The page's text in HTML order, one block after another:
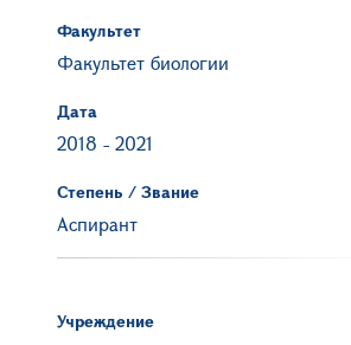
Факультет
Факультет биологии
Дата
2018 - 2021
Степень / Звание
Аспирант
Учреждение